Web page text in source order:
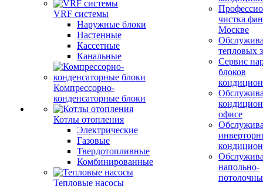
VRF системы
Наружные блоки
Настенные
Кассетные
Канальные
Компрессорно-
конденсаторные блоки
Котлы отопления
Электрические
Газовые
Твердотопливные
Комбинированные
Тепловые насосы
чистка
Москве
тепловых
Сервис
блоков
офисе
напольно-